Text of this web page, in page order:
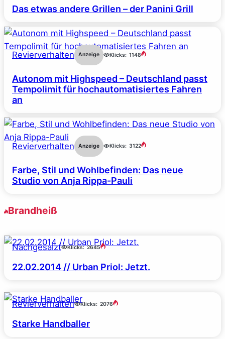
Das etwas andere Grillen – der Panini Grill
Revierverhalten Anzeige Klicks: 1148
Autonom mit Highspeed – Deutschland passt
Tempolimit für hochautomatisiertes Fahren
an
Revierverhalten Anzeige Klicks: 3122
Farbe, Stil und Wohlbefinden: Das neue
Studio von Anja Rippa-Pauli
Brandheiß
Nachgesalzt Klicks: 2645
22.02.2014 // Urban Priol: Jetzt.
Revierverhalten Klicks: 2076
Starke Handballer